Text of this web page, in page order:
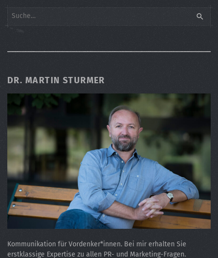
Search
DR. MARTIN STURMER
Kommunikation für Vordenker*innen. Bei mir erhalten Sie
erstklassige Expertise zu allen PR- und Marketing-Fragen.